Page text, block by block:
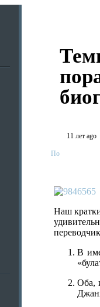
11 лет ago
По
Наш
В
Оба,